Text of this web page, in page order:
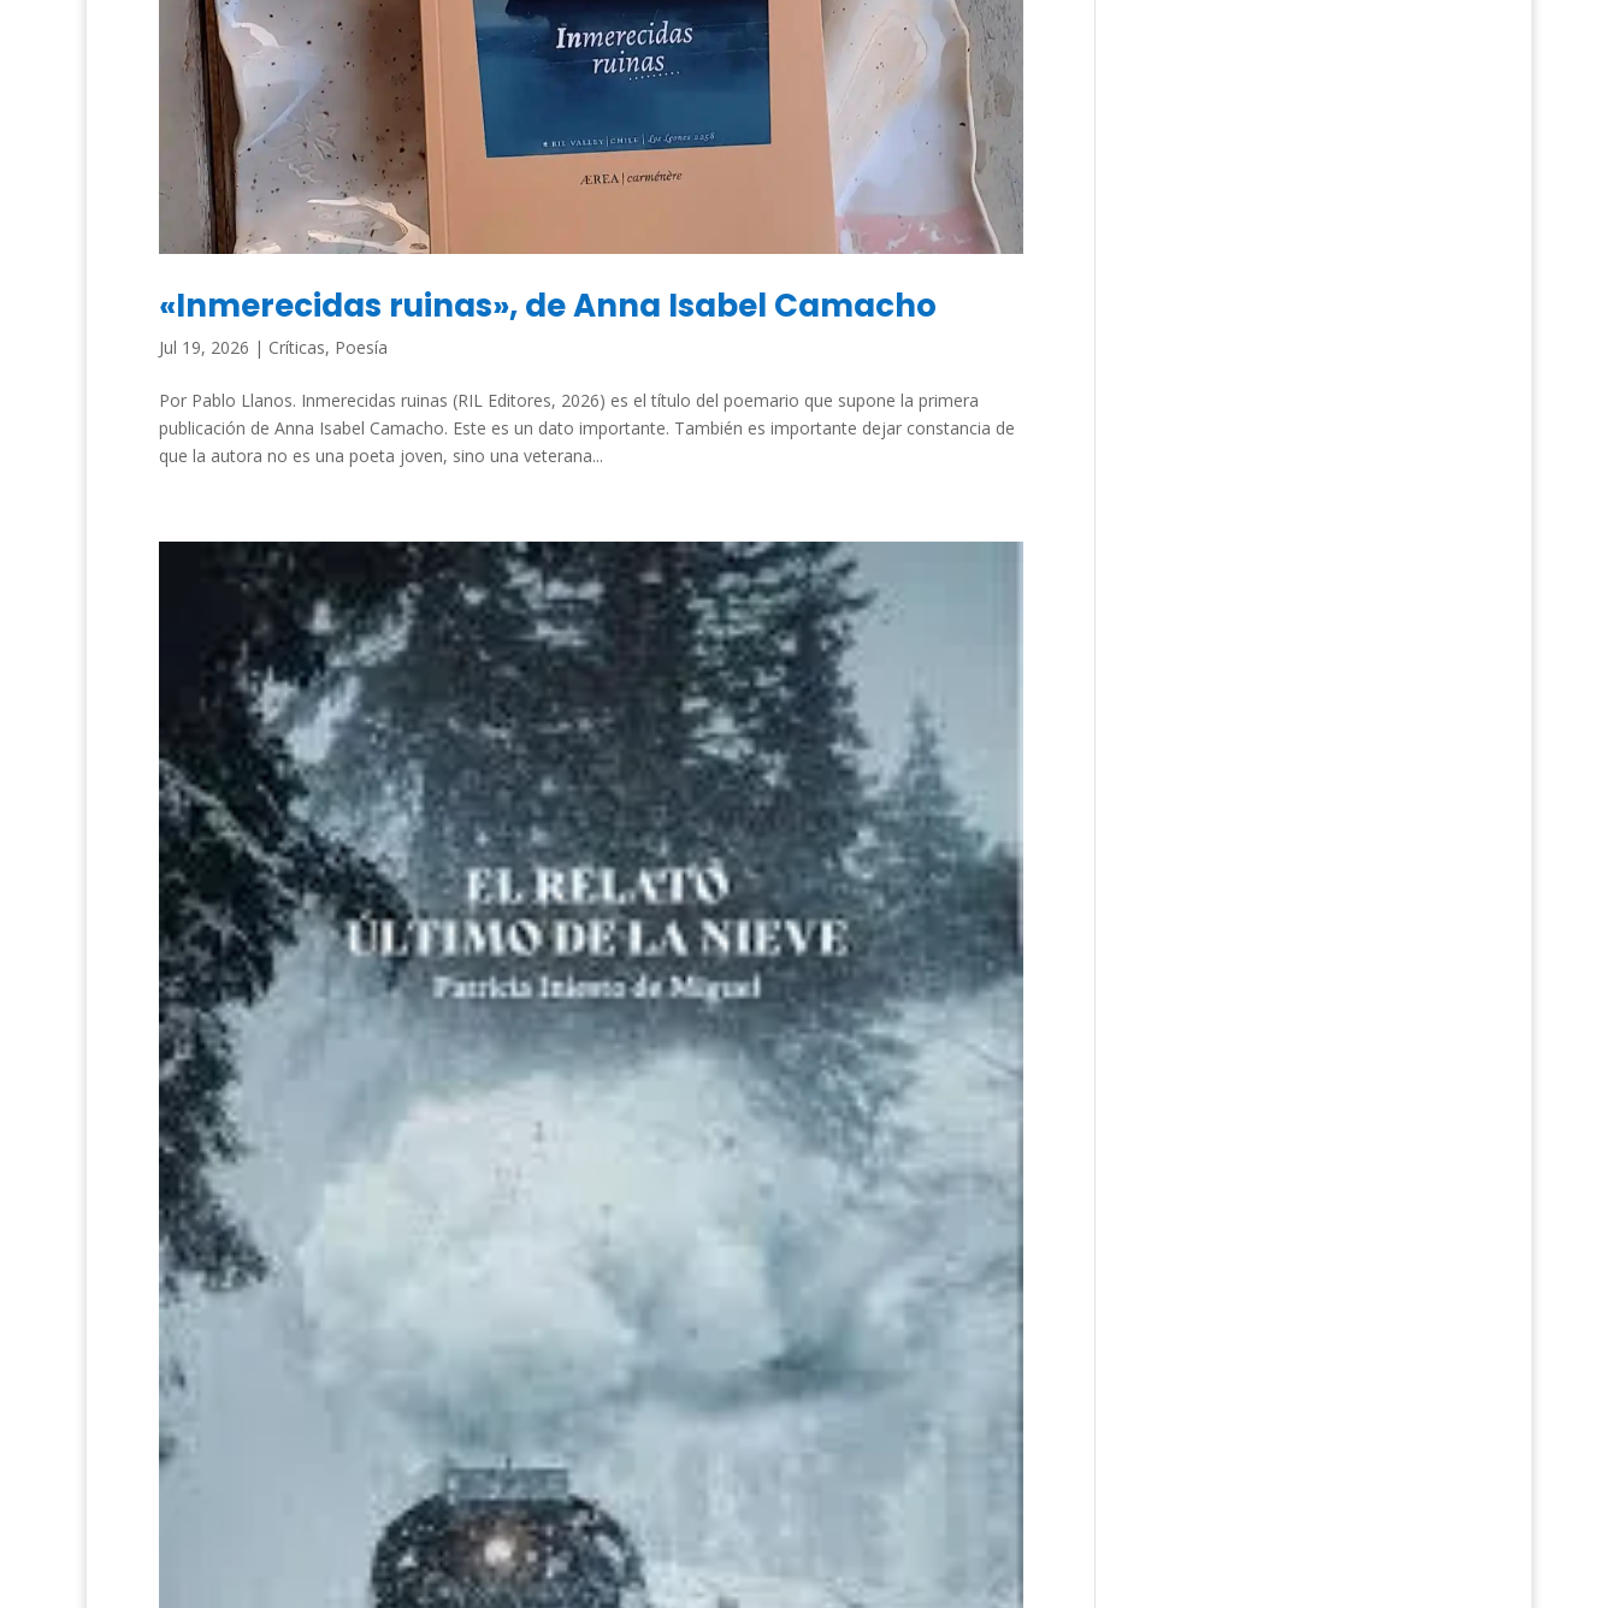
«Inmerecidas ruinas», de Anna Isabel Camacho
Jul 19, 2026 | Críticas, Poesía
Por Pablo Llanos. Inmerecidas ruinas (RIL Editores, 2026) es el título del poemario que supone la primera
publicación de Anna Isabel Camacho. Este es un dato importante. También es importante dejar constancia de
que la autora no es una poeta joven, sino una veterana...